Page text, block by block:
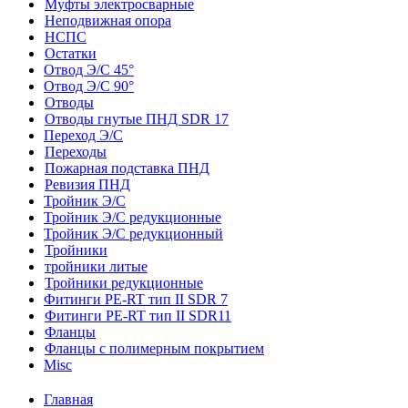
Муфты электросварные
Неподвижная опора
НСПС
Остатки
Отвод Э/С 45°
Отвод Э/С 90°
Отводы
Отводы гнутые ПНД SDR 17
Переход Э/С
Переходы
Пожарная подставка ПНД
Ревизия ПНД
Тройник Э/С
Тройник Э/С редукционные
Тройник Э/С редукционный
Тройники
тройники литые
Тройники редукционные
Фитинги PE-RT тип II SDR 7
Фитинги PE-RT тип II SDR11
Фланцы
Фланцы с полимерным покрытием
Misc
Главная